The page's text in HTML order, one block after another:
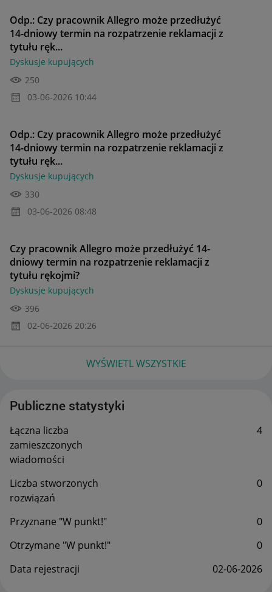
Odp.: Czy pracownik Allegro może przedłużyć
14-dniowy termin na rozpatrzenie reklamacji z
tytułu ręk...
Dyskusje kupujących
250
‎03-06-2026 10:44
Odp.: Czy pracownik Allegro może przedłużyć
14-dniowy termin na rozpatrzenie reklamacji z
tytułu ręk...
Dyskusje kupujących
330
‎03-06-2026 08:48
Czy pracownik Allegro może przedłużyć 14-
dniowy termin na rozpatrzenie reklamacji z
tytułu rękojmi?
Dyskusje kupujących
396
‎02-06-2026 20:26
WYŚWIETL WSZYSTKIE
Publiczne statystyki
Łączna liczba
zamieszczonych
wiadomości
4
Liczba stworzonych
rozwiązań
0
Przyznane "W punkt!"
0
Otrzymane "W punkt!"
0
Data rejestracji
‎02-06-2026